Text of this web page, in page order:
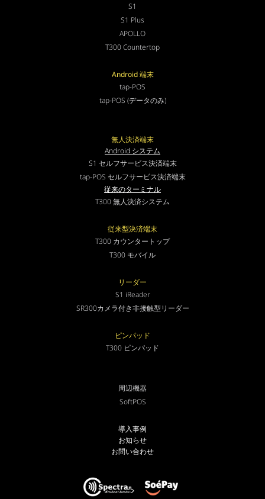
S1
S1 Plus
APOLLO
T300 Countertop
Android 端末
tap-POS
tap-POS (データのみ)
無人決済端末
Android システム
S1 セルフサービス決済端末
tap-POS セルフサービス決済端末
従来のターミナル
T300 無人決済システム
従来型決済端末
T300 カウンタートップ
T300 モバイル
リーダー
S1 iReader
SR300カメラ付き非接触型リーダー
ピンパッド
T300 ピンパッド
周辺機器
SoftPOS
導入事例
お知らせ
お問い合わせ